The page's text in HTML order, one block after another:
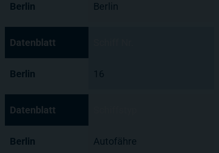
Berlin Berlin
Datenblatt
Berlin 16
Datenblatt
Berlin Autofähre